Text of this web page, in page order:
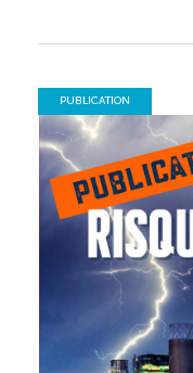
PUBLICATION